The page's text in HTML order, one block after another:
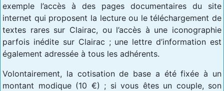
exemple l’accès à des pages documentaires du site
internet qui proposent la lecture ou le téléchargement de
textes rares sur Clairac, ou l’accès à une iconographie
parfois inédite sur Clairac ; une lettre d’information est
également adressée à tous les adhérents.
Volontairement, la cotisation de base a été fixée à un
montant modique (10 €) ; si vous êtes un couple, son